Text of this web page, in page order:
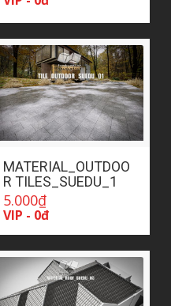
MATERIAL_OUTDOO
R TILES_SUEDU_1
5.000₫
VIP - 0đ